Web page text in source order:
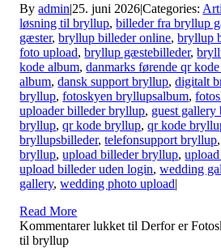
Byadmin|25. juni 2026|Categories:
løsning til bryllup,billeder fra bryllup
gæster,bryllup billeder online,bryllup
foto upload,bryllup gæstebilleder,
kode album,danmarks førende qr
album,dansk support bryllup,digitalt
bryllup,fotoskyen bryllupsalbum,
uploader billeder bryllup, guest
bryllup,qr kode bryllup,qr kode
bryllupsbilleder,telefonsupport bryllup
bryllup,upload billeder bryllup,
upload billeder uden login,wedding
gallery,wedding photo upload|
Read More
Kommentarer lukket til Derfor er
til bryllup